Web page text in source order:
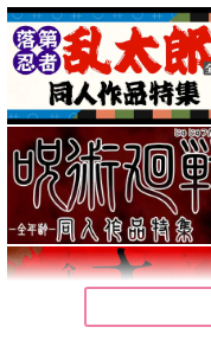
【オリジナル】
【刀剣乱舞】